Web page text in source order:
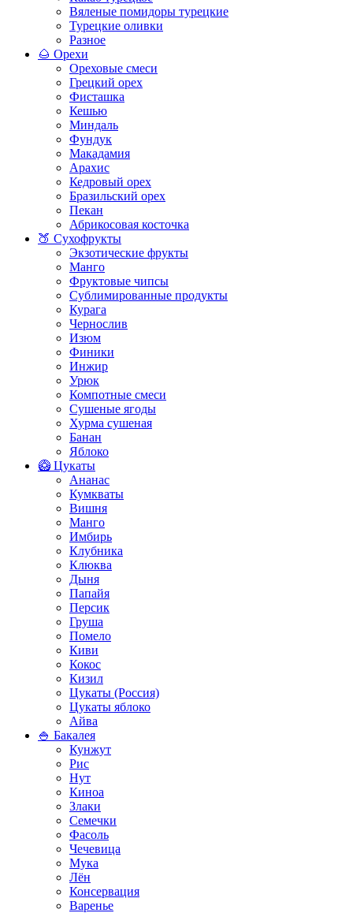
Вяленые помидоры турецкие
Турецкие оливки
Разное
🌰 Орехи
Ореховые смеси
Грецкий орех
Фисташка
Кешью
Миндаль
Фундук
Макадамия
Арахис
Кедровый орех
Бразильский орех
Пекан
Абрикосовая косточка
🍑 Сухофрукты
Экзотические фрукты
Манго
Фруктовые чипсы
Сублимированные продукты
Курага
Чернослив
Изюм
Финики
Инжир
Урюк
Компотные смеси
Сушеные ягоды
Хурма сушеная
Банан
Яблоко
🥝 Цукаты
Ананас
Кумкваты
Вишня
Манго
Имбирь
Клубника
Клюква
Дыня
Папайя
Персик
Груша
Помело
Киви
Кокос
Кизил
Цукаты (Россия)
Цукаты яблоко
Айва
🍚 Бакалея
Кунжут
Рис
Нут
Киноа
Злаки
Семечки
Фасоль
Чечевица
Мука
Лён
Консервация
Варенье